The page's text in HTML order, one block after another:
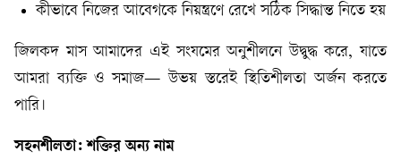
কীভাবে নিজের আবেগকে নিয়ন্ত্রণে রেখে সঠিক সিদ্ধান্ত নিতে হয়
জিলকদ মাস আমাদের এই সংযমের অনুশীলনে উদ্বুদ্ধ করে, যাতে
আমরা ব্যক্তি ও সমাজ— উভয় স্তরেই স্থিতিশীলতা অর্জন করতে
পারি।
সহনশীলতা: শক্তির অন্য নাম